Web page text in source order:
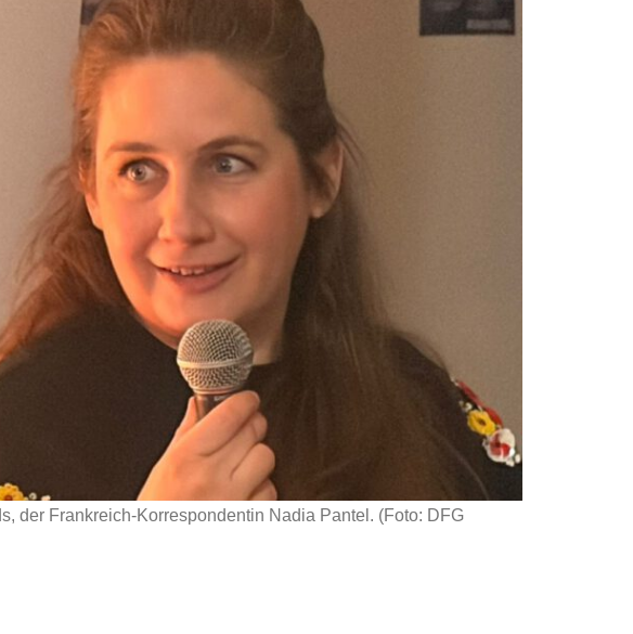
der Frankreich-Korrespondentin Nadia Pantel. (Foto: DFG